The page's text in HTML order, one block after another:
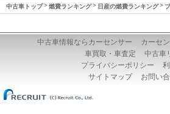
中古車トップ 燃費ランキング 日産の燃費ランキング
中古車情報ならカーセンサー
カーセ
車買取・車査定
中古車
プライバシーポリシー
サイトマップ
お問い